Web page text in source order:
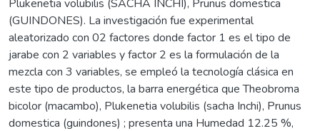
Plukenetia volubilis (SACHA INCHI), Prunus domestica
(GUINDONES). La investigación fue experimental
aleatorizado con 02 factores donde factor 1 es el tipo de
jarabe con 2 variables y factor 2 es la formulación de la
mezcla con 3 variables, se empleó la tecnología clásica en
este tipo de productos, la barra energética que Theobroma
bicolor (macambo), Plukenetia volubilis (sacha Inchi), Prunus
domestica (guindones) ; presenta una Humedad 12.25 %,